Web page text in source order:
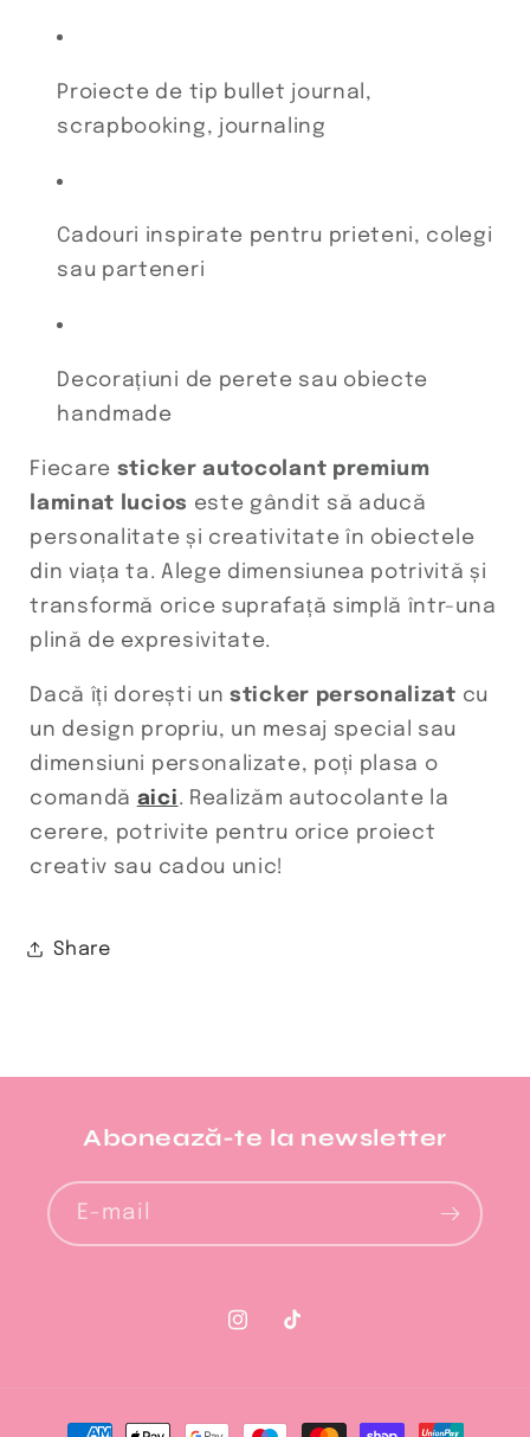
Proiecte de tip bullet journal,
scrapbooking, journaling
Cadouri inspirate pentru prieteni, colegi
sau parteneri
Decorațiuni de perete sau obiecte
handmade
Fiecare sticker autocolant premium
laminat lucios este gândit să aducă
personalitate și creativitate în obiectele
din viața ta. Alege dimensiunea potrivită și
transformă orice suprafață simplă într-una
plină de expresivitate.
Dacă îți dorești unsticker personalizat cu
un design propriu, un mesaj special sau
dimensiuni personalizate, poți plasa o
comandă aici. Realizăm autocolante la
cerere, potrivite pentru orice proiect
creativ sau cadou unic!
Share
Abonează-te la newsletter​
E-mail
Instagram
TikTok
Metode